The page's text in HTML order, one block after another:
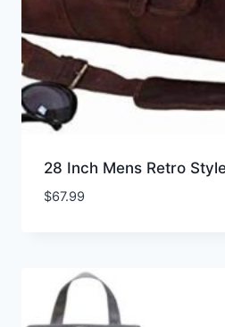
28 Inch Mens Retro
$67.99